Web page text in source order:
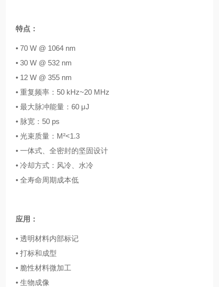
特点：
• 70 W @ 1064 nm
• 30 W @ 532 nm
• 12 W @ 355 nm
• 重复频率：50 kHz~20 MHz
• 最大脉冲能量：60 μJ
• 脉宽：50 ps
• 光束质量：M²<1.3
• 一体式、全密封的坚固设计
• 冷却方式：风冷、水冷
• 全寿命周期成本低
应用：
• 透明材料内部标记
• 打标和成型
• 脆性材料微加工
• 生物成像